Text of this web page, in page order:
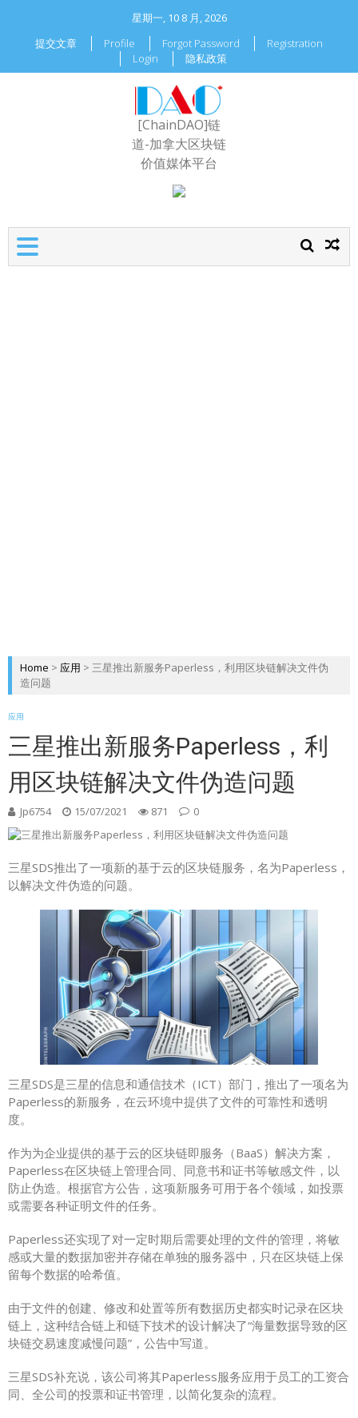
星期一, 10 8 月, 2026
提交文章
Profile Forgot Password
Registration
Login
隐私政策
[ChainDAO]链
道-加拿大区块链
价值媒体平台
Home > 应用 > 三星推出新服务Paperless，利用区块链解决文件伪
造问题
应用
三星推出新服务Paperless，利
用区块链解决文件伪造问题
Jp6754 15/07/2021 871 0
三星SDS推出了一项新的基于云的区块链服务，名为Paperless，
以解决文件伪造的问题。
三星SDS是三星的信息和通信技术（ICT）部门，推出了一项名为
Paperless的新服务，在云环境中提供了文件的可靠性和透明
度。
作为为企业提供的基于云的区块链即服务（BaaS）解决方案，
Paperless在区块链上管理合同、同意书和证书等敏感文件，以
防止伪造。根据官方公告，这项新服务可用于各个领域，如投票
或需要各种证明文件的任务。
Paperless还实现了对一定时期后需要处理的文件的管理，将敏
感或大量的数据加密并存储在单独的服务器中，只在区块链上保
留每个数据的哈希值。
由于文件的创建、修改和处置等所有数据历史都实时记录在区块
链上，这种结合链上和链下技术的设计解决了“海量数据导致的区
块链交易速度减慢问题”，公告中写道。
三星SDS补充说，该公司将其Paperless服务应用于员工的工资合
同、全公司的投票和证书管理，以简化复杂的流程。